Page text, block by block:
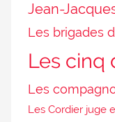
Jean-
Les brigades
Les cinq
Les
Les Cordier juge